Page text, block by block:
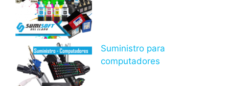
Suministro para
computadores